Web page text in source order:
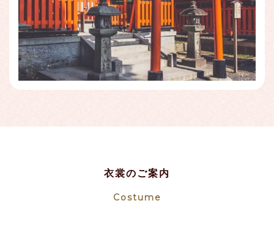
衣裳のご案内
Costume